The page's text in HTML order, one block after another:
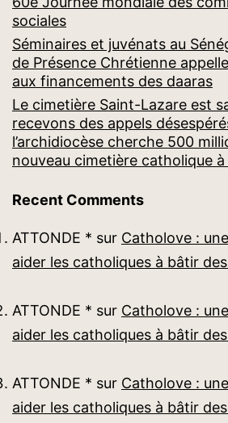
sociales
Séminaires et juvénats au
de Présence Chrétienne
aux financements des daaras
Le cimetière Saint-Lazare est
recevons des appels
l’archidiocèse cherche 500
nouveau cimetière catholique à
Recent Comments
ATTONDE * sur Catholove :
aider les catholiques à bâtir
ATTONDE * sur Catholove :
aider les catholiques à bâtir
ATTONDE * sur Catholove :
aider les catholiques à bâtir